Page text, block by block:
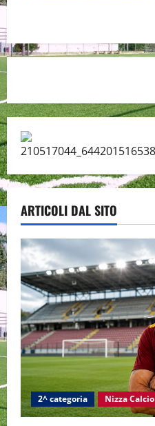
ARTICOLI DAL SITO
2^ categoria Nizza Calcio